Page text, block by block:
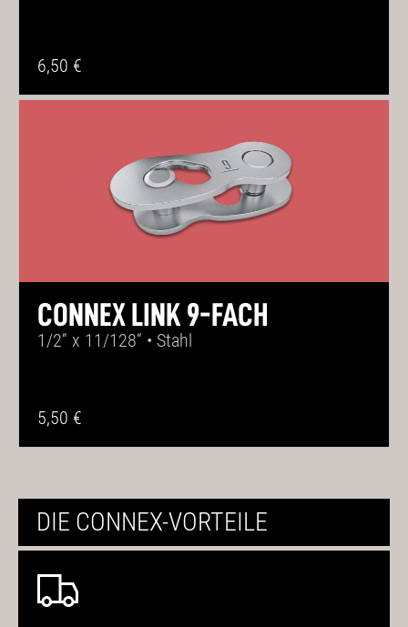
6,50 €
CONNEX LINK 9-FACH
1/2“ x 11/128“ • Stahl
5,50 €
DIE CONNEX-VORTEILE